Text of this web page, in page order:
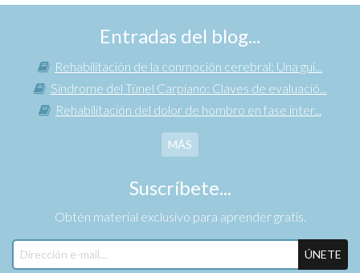
Entradas del blog...
Rehabilitación de la conmoción cerebral: Una guí...
Síndrome del Túnel Carpiano: Claves de evaluació...
Rehabilitación del dolor de hombro en fase inter...
MÁS
Suscríbete...
Obtén material exclusivo para aprender gratis.
ÚNETE